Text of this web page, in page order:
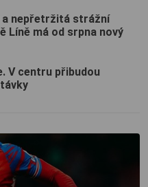
a nepřetržitá strážní
Líně má od srpna nový
V centru přibudou